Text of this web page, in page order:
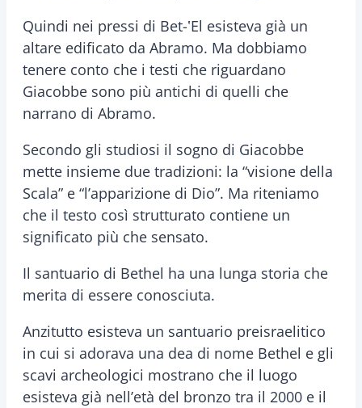
Quindi nei pressi di Bet-ʽEl esisteva già un
altare edificato da Abramo. Ma dobbiamo
tenere conto che i testi che riguardano
Giacobbe sono più antichi di quelli che
narrano di Abramo.
Secondo gli studiosi il sogno di Giacobbe
mette insieme due tradizioni: la “visione della
Scala” e “l’apparizione di Dio”. Ma riteniamo
che il testo così strutturato contiene un
significato più che sensato.
Il santuario di Bethel ha una lunga storia che
merita di essere conosciuta.
Anzitutto esisteva un santuario preisraelitico
in cui si adorava una dea di nome Bethel e gli
scavi archeologici mostrano che il luogo
esisteva già nell’età del bronzo tra il 2000 e il